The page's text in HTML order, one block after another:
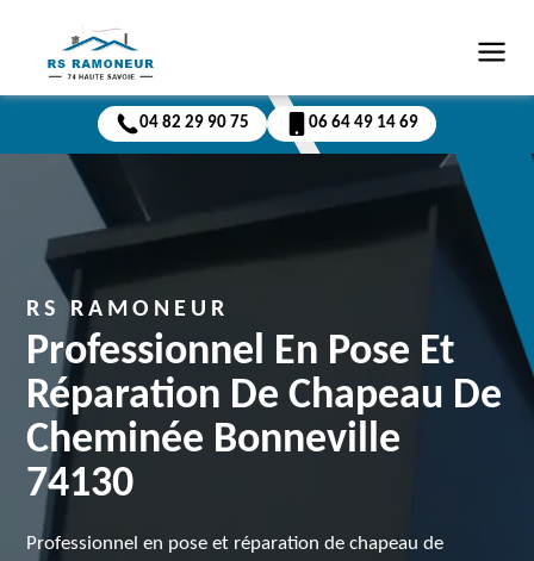
04 82 29 90 75 06 64 49 14 69
RS RAMONEUR
Professionnel En Pose Et
Réparation De Chapeau De
Cheminée Bonneville
74130
Professionnel en pose et réparation de chapeau de